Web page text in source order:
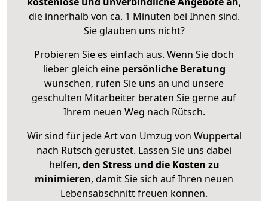
die innerhalb von ca. 1 Minuten bei Ihnen sind.
Sie glauben uns nicht?
Probieren Sie es einfach aus. Wenn Sie doch
lieber gleich eine persönliche Beratung
wünschen, rufen Sie uns an und unsere
geschulten Mitarbeiter beraten Sie gerne auf
Ihrem neuen Weg nach Rütsch.
Wir sind für jede Art von Umzug von Wuppertal
nach Rütsch gerüstet. Lassen Sie uns dabei
helfen, den Stress und die Kosten zu
minimieren, damit Sie sich auf Ihren neuen
Lebensabschnitt freuen können.